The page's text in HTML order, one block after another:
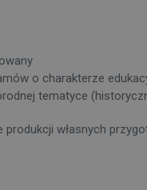
o charakterze
tematyce
produkcji własnych